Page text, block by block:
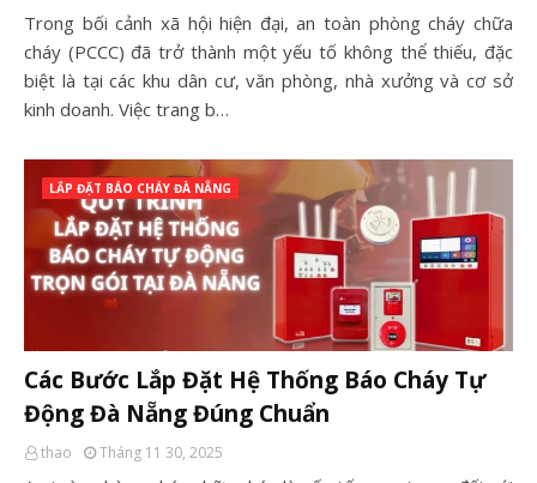
Trong bối cảnh xã hội hiện đại, an toàn phòng cháy chữa
cháy (PCCC) đã trở thành một yếu tố không thể thiếu, đặc
biệt là tại các khu dân cư, văn phòng, nhà xưởng và cơ sở
kinh doanh. Việc trang b…
LẮP ĐẶT BÁO CHÁY ĐÀ NẴNG
Các Bước Lắp Đặt Hệ Thống Báo Cháy Tự
Động Đà Nẵng Đúng Chuẩn
thao Tháng 11 30, 2025